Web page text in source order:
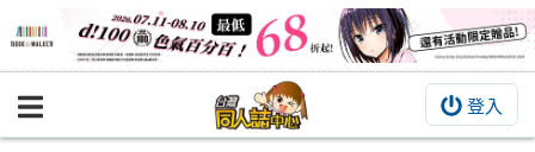
登入
BOOKY書集倉庫